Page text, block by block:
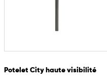
Potelet City haute visibilité